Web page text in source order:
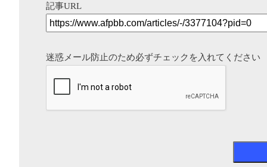
記事URL
迷惑メール防止のため必ずチェックを入れてください